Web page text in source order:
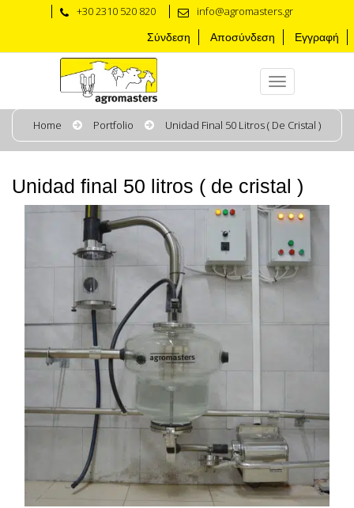
+30 2310 520 820 info@agromasters.gr
Σύνδεση Αποσύνδεση Εγγραφή
Home Portfolio Unidad Final 50 Litros ( De Cristal )
Unidad final 50 litros ( de cristal )